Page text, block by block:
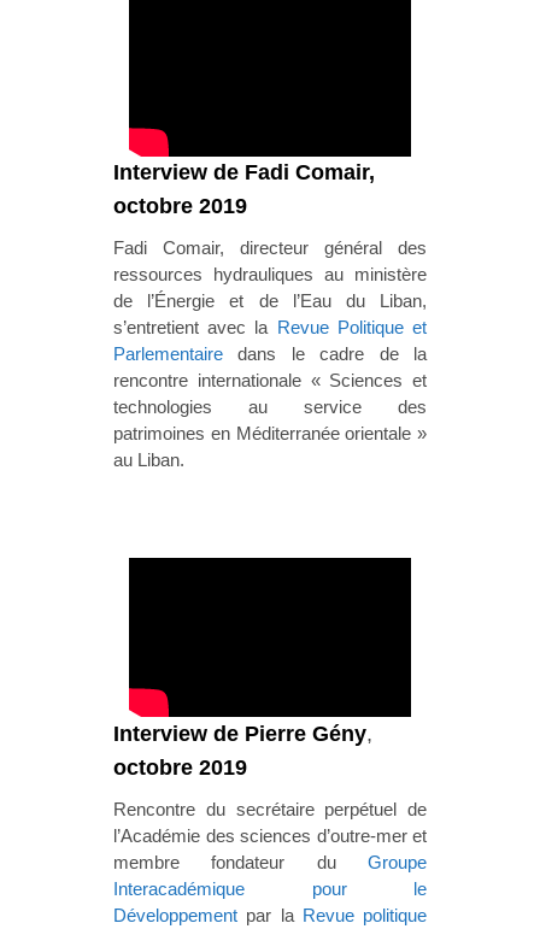
Interview de Fadi Comair,
octobre 2019
Fadi Comair, directeur général des
ressources hydrauliques au ministère
de l’Énergie et de l’Eau du Liban,
s’entretient avec la Revue Politique et
Parlementaire dans le cadre de la
rencontre internationale « Sciences et
technologies au service des
patrimoines en Méditerranée orientale »
au Liban.
Interview de Pierre Gény,
octobre 2019
Rencontre du secrétaire perpétuel de
l’Académie des sciences d’outre-mer et
membre fondateur du Groupe
Interacadémique pour le
Développement par la Revue politique